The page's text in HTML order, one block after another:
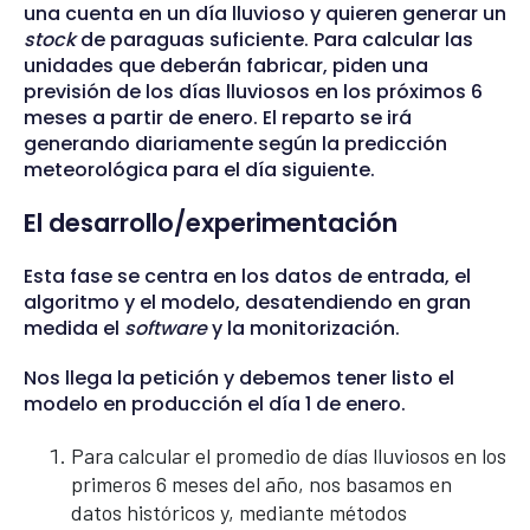
una cuenta en un día lluvioso y quieren generar un
stockde paraguas suficiente. Para calcular las
unidades que deberán fabricar, piden una
previsión de los días lluviosos en los próximos 6
meses a partir de enero. El reparto se irá
generando diariamente según la predicción
meteorológica para el día siguiente.
El desarrollo/experimentación
Esta fase se centra en los datos de entrada, el
algoritmo y el modelo, desatendiendo en gran
medida el softwarey la monitorización.
Nos llega la petición y debemos tener listo el
modelo en producción el día 1 de enero.
Para calcular el promedio de días lluviosos en los
primeros 6 meses del año, nos basamos en
datos históricos y, mediante métodos